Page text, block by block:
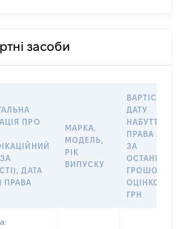
засоби
ПРО
ДАТА
ПРАВА
МАРКА,
МОДЕЛЬ,
РІК
ВИПУСКУ
ВАРТІСТЬ НА
ДАТУ
НАБУТТЯ
ПРАВА АБО
ЗА
ГРОШОВОЮ
ОЦІНКОЮ,
ГРН